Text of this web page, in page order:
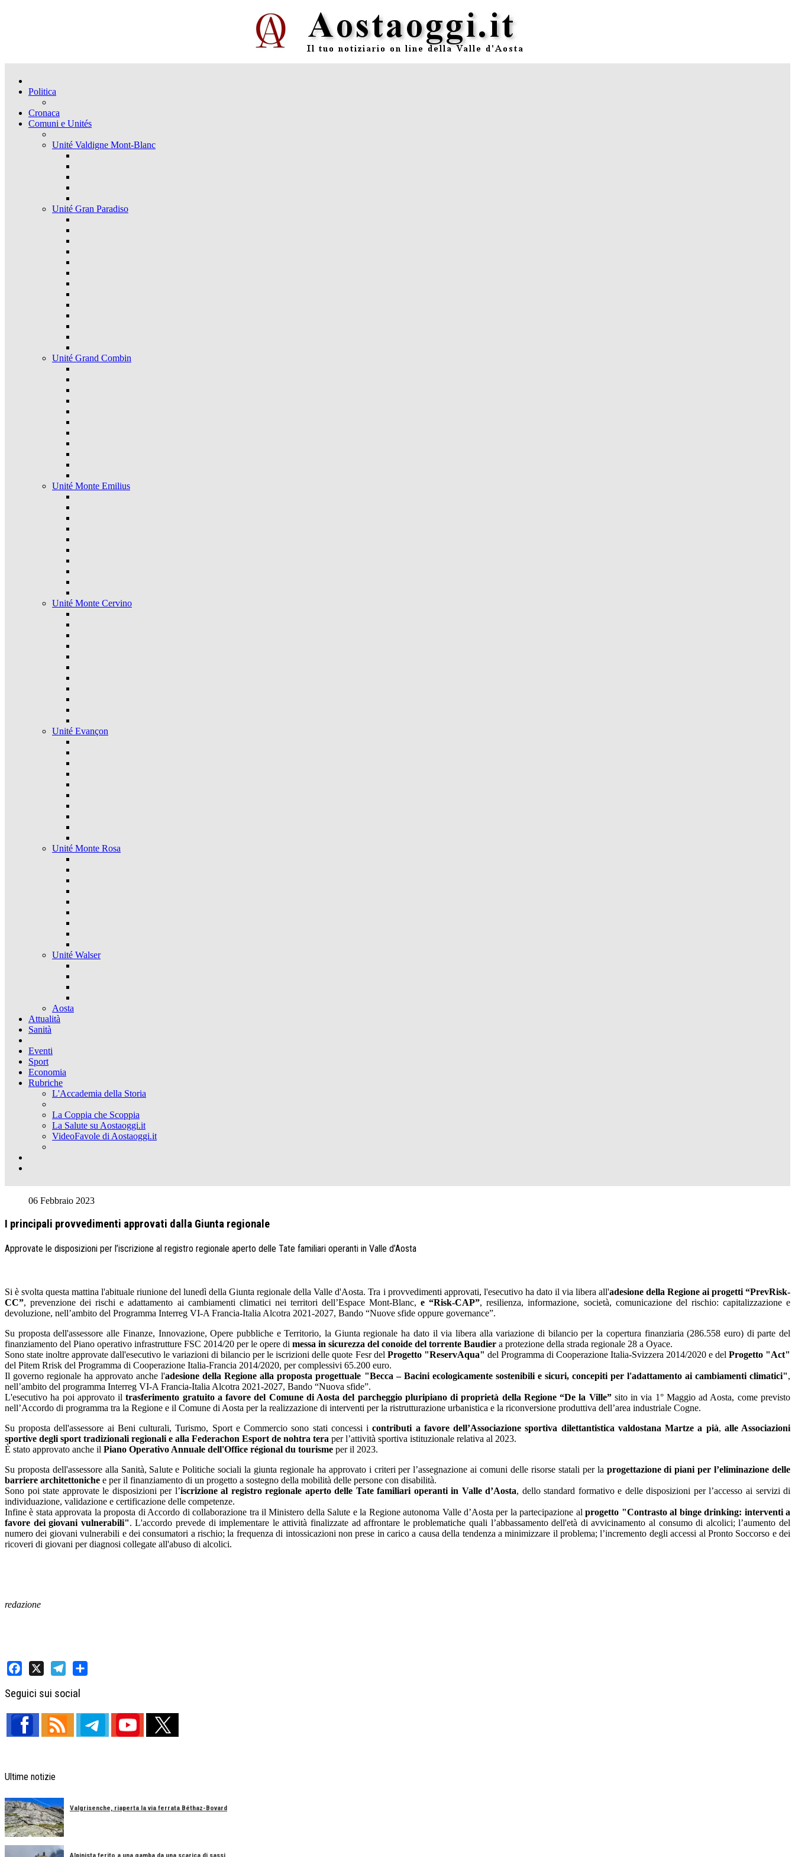
Politica
Cronaca
Comuni e Unités
Unité Valdigne Mont-Blanc
Unité Gran Paradiso
Unité Grand Combin
Unité Monte Emilius
Unité Monte Cervino
Unité Evançon
Unité Monte Rosa
Unité Walser
Aosta
Attualità
Sanità
Eventi
Sport
Economia
Rubriche
L'Accademia della Storia
La Coppia che Scoppia
La Salute su Aostaoggi.it
VideoFavole di Aostaoggi.it
06 Febbraio 2023
I principali provvedimenti approvati dalla Giunta regionale
Approvate le disposizioni per l’iscrizione al registro regionale aperto delle Tate familiari operanti in Valle d’Aosta
Si è svolta questa mattina l'abituale riunione del lunedì della Giunta regionale della Valle d'Aosta. Tra i provvedimenti approvati, l'esecutivo ha dato il via libera all'adesione della Regione ai progetti “PrevRisk-
CC”, prevenzione dei rischi e adattamento ai cambiamenti climatici nei territori dell’Espace Mont-Blanc,e “Risk-CAP”, resilienza, informazione, società, comunicazione del rischio: capitalizzazione e
devoluzione, nell’ambito del Programma Interreg VI-A Francia-Italia Alcotra 2021-2027, Bando “Nuove sfide oppure governance”.
Su proposta dell'assessore alle Finanze, Innovazione, Opere pubbliche e Territorio, la Giunta regionale ha dato il via libera alla variazione di bilancio per la copertura finanziaria (286.558 euro) di parte del
finanziamento del Piano operativo infrastrutture FSC 2014/20 per le opere di messa in sicurezza del conoide del torrente Baudier a protezione della strada regionale 28 a Oyace.
Sono state inoltre approvate dall'esecutivo le variazioni di bilancio per le iscrizioni delle quote Fesr del Progetto "ReservAqua" del Programma di Cooperazione Italia-Svizzera 2014/2020 e del Progetto "Act"
del Pitem Rrisk del Programma di Cooperazione Italia-Francia 2014/2020, per complessivi 65.200 euro.
Il governo regionale ha approvato anche l'adesione della Regione alla proposta progettuale "Becca – Bacini ecologicamente sostenibili e sicuri, concepiti per l'adattamento ai cambiamenti climatici",
nell’ambito del programma Interreg VI-A Francia-Italia Alcotra 2021-2027, Bando “Nuova sfide”.
L'esecutivo ha poi approvato iltrasferimento gratuito a favore del Comune di Aosta del parcheggio pluripiano di proprietà della Regione “De la Ville”sito in via 1° Maggio ad Aosta, come previsto
nell’Accordo di programma tra la Regione e il Comune di Aosta per la realizzazione di interventi per la ristrutturazione urbanistica e la riconversione produttiva dell’area industriale Cogne.
Su proposta dell'assessore ai Beni culturali, Turismo, Sport e Commercio sono stati concessi icontributi a favore dell’Associazione sportiva dilettantistica valdostana Martze a pià, alle Associazioni
sportive degli sport tradizionali regionali e alla Federachon Esport de nohtra tera per l’attività sportiva istituzionale relativa al 2023.
È stato approvato anche il Piano Operativo Annuale dell'Office régional du tourisme per il 2023.
Su proposta dell'assessore alla Sanità, Salute e Politiche sociali la giunta regionale ha approvato i criteri per l’assegnazione ai comuni delle risorse statali per la progettazione di piani per l’eliminazione delle
barriere architettoniche e per il finanziamento di un progetto a sostegno della mobilità delle persone con disabilità.
Sono poi state approvate le disposizioni per l’iscrizione al registro regionale aperto delle Tate familiari operanti in Valle d’Aosta, dello standard formativo e delle disposizioni per l’accesso ai servizi di
individuazione, validazione e certificazione delle competenze.
Infine è stata approvata la proposta di Accordo di collaborazione tra il Ministero della Salute e la Regione autonoma Valle d’Aosta per la partecipazione alprogetto "Contrasto al binge drinking: interventi a
favore dei giovani vulnerabili". L'accordo prevede di implementare le attività finalizzate ad affrontare le problematiche quali l’abbassamento dell'età di avvicinamento al consumo di alcolici; l’aumento del
numero dei giovani vulnerabili e dei consumatori a rischio; la frequenza di intossicazioni non prese in carico a causa della tendenza a minimizzare il problema; l’incremento degli accessi al Pronto Soccorso e dei
ricoveri di giovani per diagnosi collegate all'abuso di alcolici.
redazione
Seguici sui social
Ultime notizie
Valgrisenche, riaperta la via ferrata Béthaz-Bovard
Alpinista ferito a una gamba da una scarica di sassi